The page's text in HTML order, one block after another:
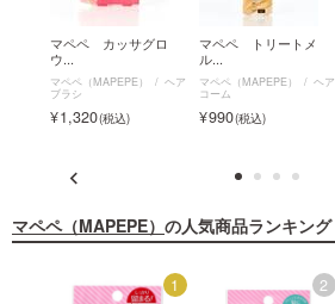
マペペ カッサグロ
ウ...
マペペ（MAPEPE） ヘア
ブラシ
1,320
マペペ トリートメ
ル...
マペペ（MAPEPE） ヘア
コーム
990
マペペ（MAPEPE） の人気商品ランキング
1 2